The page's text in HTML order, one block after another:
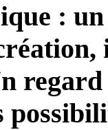
:
regard